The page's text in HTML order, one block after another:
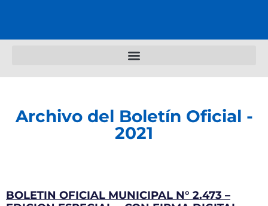
Archivo del Boletín Oficial -
2021
BOLETIN OFICIAL MUNICIPAL N° 2.473 –